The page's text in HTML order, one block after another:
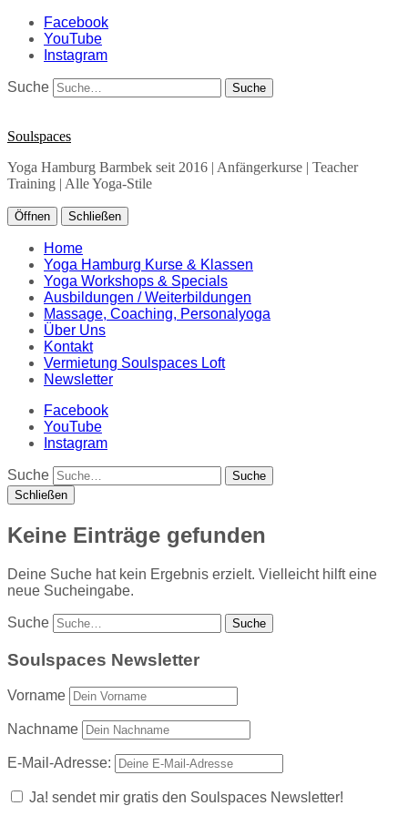
Facebook
YouTube
Instagram
Suche
Soulspaces
Yoga Hamburg Barmbek seit 2016 | Anfängerkurse | Teacher
Training | Alle Yoga-Stile
Öffnen Schließen
Home
Yoga Hamburg Kurse & Klassen
Yoga Workshops & Specials
Ausbildungen / Weiterbildungen
Massage, Coaching, Personalyoga
Über Uns
Kontakt
Vermietung Soulspaces Loft
Newsletter
Facebook
YouTube
Instagram
Suche
Schließen
Keine Einträge gefunden
Deine Suche hat kein Ergebnis erzielt. Vielleicht hilft eine
neue Sucheingabe.
Suche
Soulspaces Newsletter
Vorname
Nachname
E-Mail-Adresse:
Ja! sendet mir gratis den Soulspaces Newsletter!